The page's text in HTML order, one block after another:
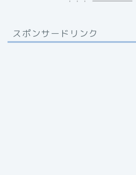
スポンサードリンク